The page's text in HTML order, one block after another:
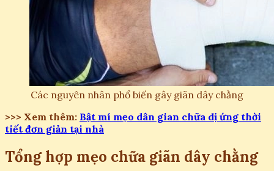
Các nguyên nhân phổ biến gây giãn dây chằng
>>> Xem thêm: Bật mí mẹo dân gian chữa dị ứng thời
tiết đơn giản tại nhà
Tổng hợp mẹo chữa giãn dây chằng